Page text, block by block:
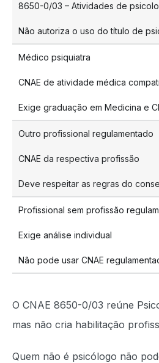
8650-0/03 – Atividades de
Não autoriza o uso do título de
Médico psiquiatra
CNAE de atividade médica
Exige graduação em Medicina e
Outro profissional regulamentado
CNAE da respectiva profissão
Deve respeitar as regras do
Profissional sem profissão
Exige análise individual
Não pode usar CNAE
O CNAE 8650-0/03 reúne
mas não cria habilitação
Quem não é psicólogo não